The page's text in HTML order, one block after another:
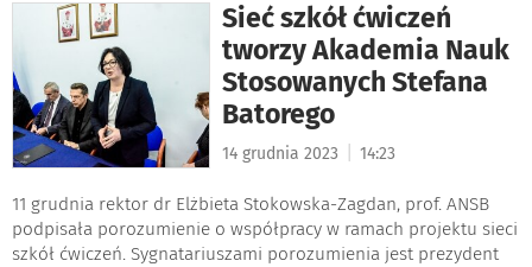
Sieć szkół ćwiczeń
tworzy Akademia Nauk
Stosowanych Stefana
Batorego
14 grudnia 2023 14:23
11 grudnia rektor dr Elżbieta Stokowska-Zagdan, prof. ANSB
podpisała porozumienie o współpracy w ramach projektu sieci
szkół ćwiczeń. Sygnatariuszami porozumienia jest prezydent